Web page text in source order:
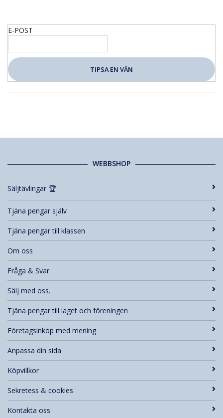
E-POST
WEBBSHOP
Säljtävlingar 🏆
Tjäna pengar själv
Tjäna pengar till klassen
Om oss
Fråga & Svar
Sälj med oss.
Tjäna pengar till laget och föreningen
Företagsinköp med mening
Anpassa din sida
Köpvillkor
Sekretess & cookies
Kontakta oss